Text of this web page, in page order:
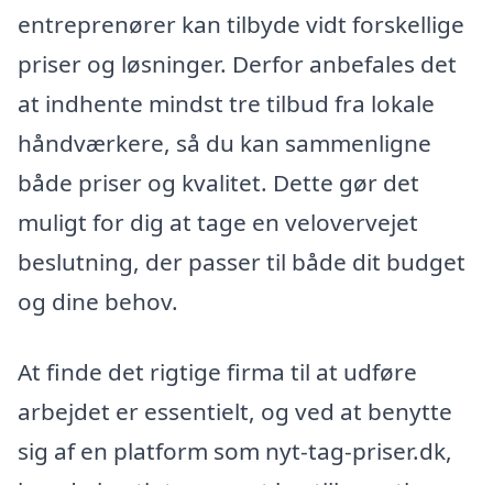
entreprenører kan tilbyde vidt forskellige
priser og løsninger. Derfor anbefales det
at indhente mindst tre tilbud fra lokale
håndværkere, så du kan sammenligne
både priser og kvalitet. Dette gør det
muligt for dig at tage en velovervejet
beslutning, der passer til både dit budget
og dine behov.
At finde det rigtige firma til at udføre
arbejdet er essentielt, og ved at benytte
sig af en platform som nyt-tag-priser.dk,